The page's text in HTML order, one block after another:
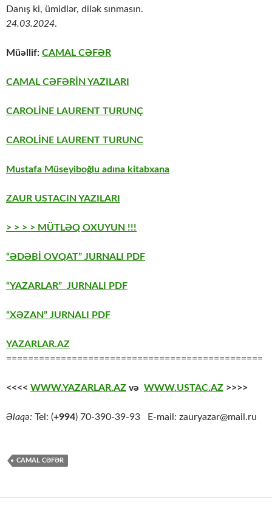
Danış ki, ümidlər, dilək sınmasın.
24.03.2024.
Müəllif: CAMAL CƏFƏR
CAMAL CƏFƏRİN YAZILARI
CAROLİNE LAURENT TURUNÇ
CAROLİNE LAURENT TURUNC
Mustafa Müseyiboğlu adına kitabxana
ZAUR USTACIN YAZILARI
> > > > MÜTLƏQ OXUYUN !!!
“ƏDƏBİ OVQAT” JURNALI PDF
“YAZARLAR” JURNALI PDF
“XƏZAN” JURNALI PDF
YAZARLAR.AZ
===============================================
<<<< WWW.YAZARLAR.AZ və WWW.USTAC.AZ >>>>
Əlaqə: Tel: (+994) 70-390-39-93 E-mail: zauryazar@mail.ru
CAMAL CƏFƏR